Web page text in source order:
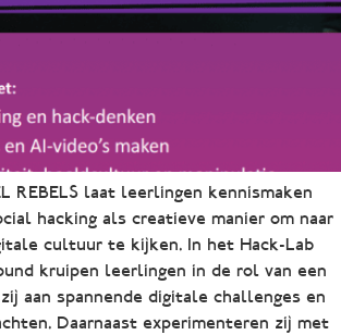
REBELS laat leerlingen kennismaken
hacking als creatieve manier om naar
cultuur te kijken. In het Hack-Lab
kruipen leerlingen in de rol van een
aan spannende digitale challenges en
Daarnaast experimenteren zij met